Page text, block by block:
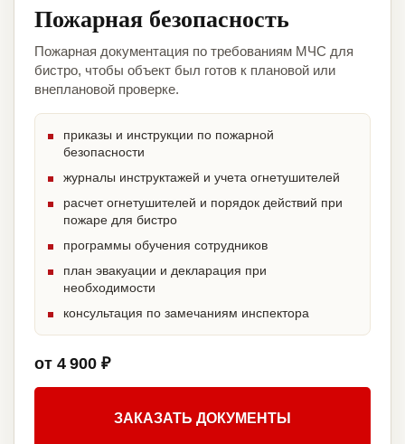
Пожарная безопасность
Пожарная документация по требованиям МЧС для
бистро, чтобы объект был готов к плановой или
внеплановой проверке.
приказы и инструкции по пожарной
безопасности
журналы инструктажей и учета огнетушителей
расчет огнетушителей и порядок действий при
пожаре для бистро
программы обучения сотрудников
план эвакуации и декларация при
необходимости
консультация по замечаниям инспектора
от 4 900 ₽
ЗАКАЗАТЬ ДОКУМЕНТЫ